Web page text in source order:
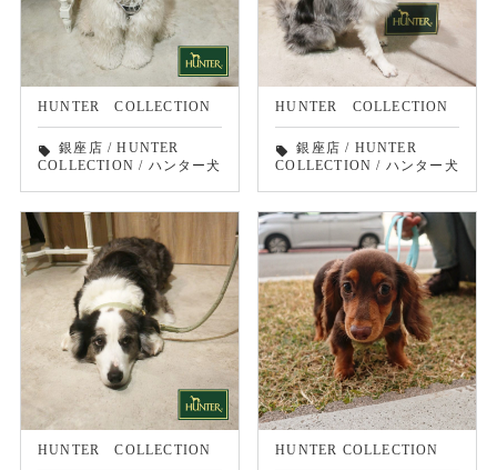
HUNTER COLLECTION
local_offer 銀座店 /HUNTER
COLLECTION / ハンター犬
HUNTER COLLECTION
local_offer 銀座店 / HUNTER
COLLECTION / ハンター犬
HUNTER COLLECTION HUNTER COLLECTION